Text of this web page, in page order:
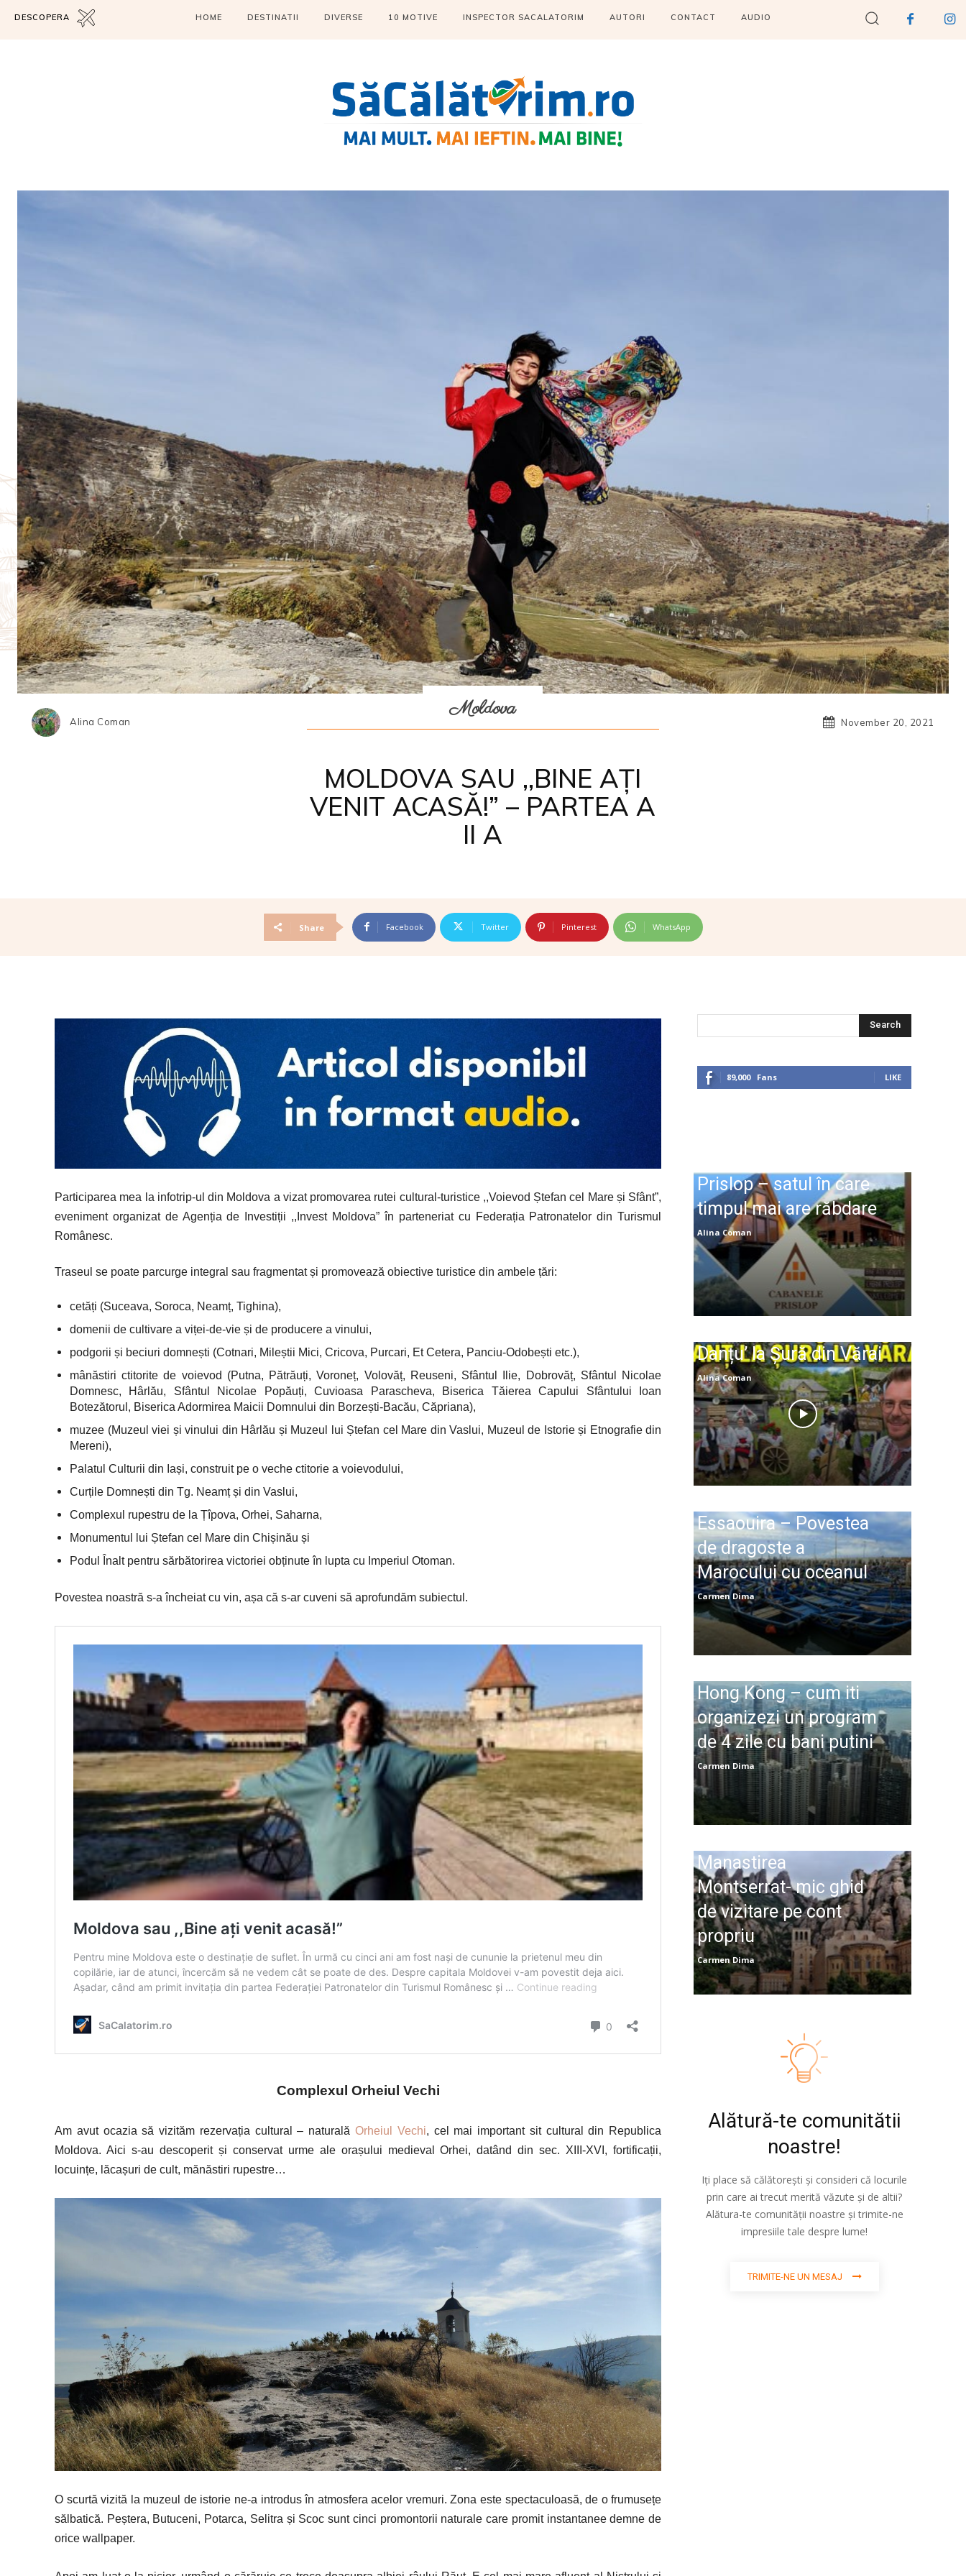
DESCOPERA HOME DESTINATII DIVERSE 10 MOTIVE INSPECTOR SACALATORIM AUTORI CONTACT AUDIO
Alina Coman
Moldova
MOLDOVA SAU ,,BINE AȚI
VENIT ACASĂ!” – PARTEA A
II A
November 20, 2021
Share Facebook Twitter Pinterest WhatsApp
Participarea mea la infotrip-ul din Moldova a vizat promovarea rutei cultural-turistice ,,Voievod Ștefan cel Mare și Sfânt”,
eveniment organizat de Agenția de Investiții ,,Invest Moldova” în parteneriat cu Federația Patronatelor din Turismul
Românesc.
Traseul se poate parcurge integral sau fragmentat și promovează obiective turistice din ambele țări:
cetăți (Suceava, Soroca, Neamț, Tighina),
domenii de cultivare a viței-de-vie și de producere a vinului,
podgorii și beciuri domnești (Cotnari, Mileștii Mici, Cricova, Purcari, Et Cetera, Panciu-Odobești etc.),
mânăstiri ctitorite de voievod (Putna, Pătrăuți, Voroneț, Volovăț, Reuseni, Sfântul Ilie, Dobrovăț, Sfântul Nicolae
Domnesc, Hârlău, Sfântul Nicolae Popăuți, Cuvioasa Parascheva, Biserica Tăierea Capului Sfântului Ioan
Botezătorul, Biserica Adormirea Maicii Domnului din Borzești-Bacău, Căpriana),
muzee (Muzeul viei și vinului din Hârlău și Muzeul lui Ștefan cel Mare din Vaslui, Muzeul de Istorie și Etnografie din
Mereni),
Palatul Culturii din Iași, construit pe o veche ctitorie a voievodului,
Curțile Domnești din Tg. Neamț și din Vaslui,
Complexul rupestru de la Țîpova, Orhei, Saharna,
Monumentul lui Ștefan cel Mare din Chișinău și
Podul Înalt pentru sărbătorirea victoriei obținute în lupta cu Imperiul Otoman.
Povestea noastră s-a încheiat cu vin, așa că s-ar cuveni să aprofundăm subiectul.
Complexul Orheiul Vechi
Am avut ocazia să vizităm rezervația cultural – naturalăOrheiul Vechi, cel mai important sit cultural din Republica
Moldova. Aici s-au descoperit și conservat urme ale orașului medieval Orhei, datând din sec. XIII-XVI, fortificații,
locuințe, lăcașuri de cult, mănăstiri rupestre…
O scurtă vizită la muzeul de istorie ne-a introdus în atmosfera acelor vremuri. Zona este spectaculoasă, de o frumusețe
sălbatică. Peștera, Butuceni, Potarca, Selitra și Scoc sunt cinci promontorii naturale care promit instantanee demne de
orice wallpaper.
Search
89,000 Fans LIKE
Prislop – satul în care
timpul mai are răbdare
Alina Coman
Danțu’ la Șură din Vărai
Alina Coman
Essaouira – Povestea
de dragoste a
Marocului cu oceanul
Carmen Dima
Hong Kong – cum iti
organizezi un program
de 4 zile cu bani putini
Carmen Dima
Manastirea
Montserrat- mic ghid
de vizitare pe cont
propriu
Carmen Dima
Alătură-te comunitătii
noastre!
Iți place să călătorești și consideri că locurile
prin care ai trecut merită văzute și de altii?
Alătura-te comunității noastre și trimite-ne
impresiile tale despre lume!
TRIMITE-NE UN MESAJ